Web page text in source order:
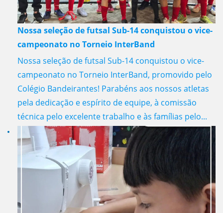
Nossa seleção de futsal Sub-14 conquistou o vice-
campeonato no Torneio InterBand
Nossa seleção de futsal Sub-14 conquistou o vice-
campeonato no Torneio InterBand, promovido pelo
Colégio Bandeirantes! Parabéns aos nossos atletas
pela dedicação e espírito de equipe, à comissão
técnica pelo excelente trabalho e às famílias pelo...